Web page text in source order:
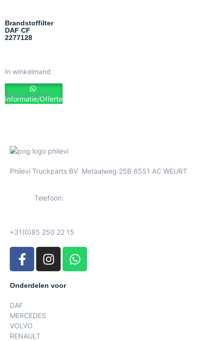
Brandstoffilter
DAF CF
2277128
€45.00 ex. BTW
In winkelmand
Informatie/Offerte
Philevi Truckparts BV Metaalweg 25B 6551 AC WEURT
Telefoon:
+31(0)85 250 22 15
Onderdelen voor
DAF
MERCEDES
VOLVO
RENAULT